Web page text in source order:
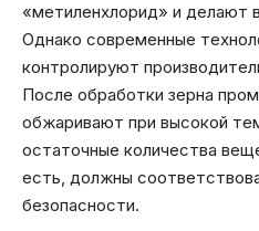
«метиленхлорид» и делают
Однако современные
контролируют
После обработки зерна
обжаривают при высокой
остаточные количества
есть, должны
безопасности.